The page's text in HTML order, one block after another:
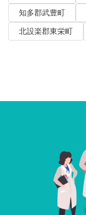
知多郡武豊町
北設楽郡東栄町